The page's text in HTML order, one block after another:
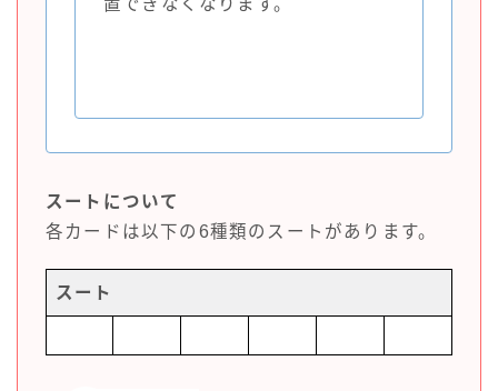
スートについて
各カードは以下の6種類のスートがあります。
スート